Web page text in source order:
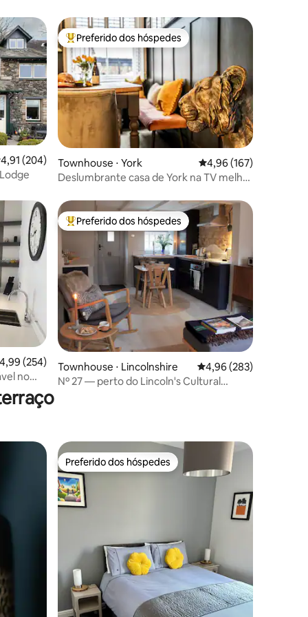
hóspedes
de uma avaliação média de 5, 204 avaliações
4,91 (204)
Entre os melhores preferidos dos hóspedes
Preferido dos hóspedes
Townhouse ⋅ York 4,96 de uma avaliação
4,96 (167)
Deslumbrante casa de York na TV melhor
hóspedes
de uma avaliação média de 5, 254 avaliações
4,99 (254)
no
Entre os melhores preferidos dos hóspedes
Preferido dos hóspedes
Townhouse ⋅ Lincolnshire 4,96 de uma avaliação
4,96 (283)
Nº 27 — perto do Lincoln's Cultural
hóspedes Preferido dos hóspedes
Preferido dos hóspedes